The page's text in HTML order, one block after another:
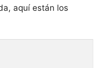
aquí están los